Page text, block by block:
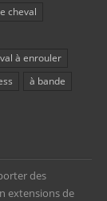
cheval
à enrouler
à bande
des
extensions de